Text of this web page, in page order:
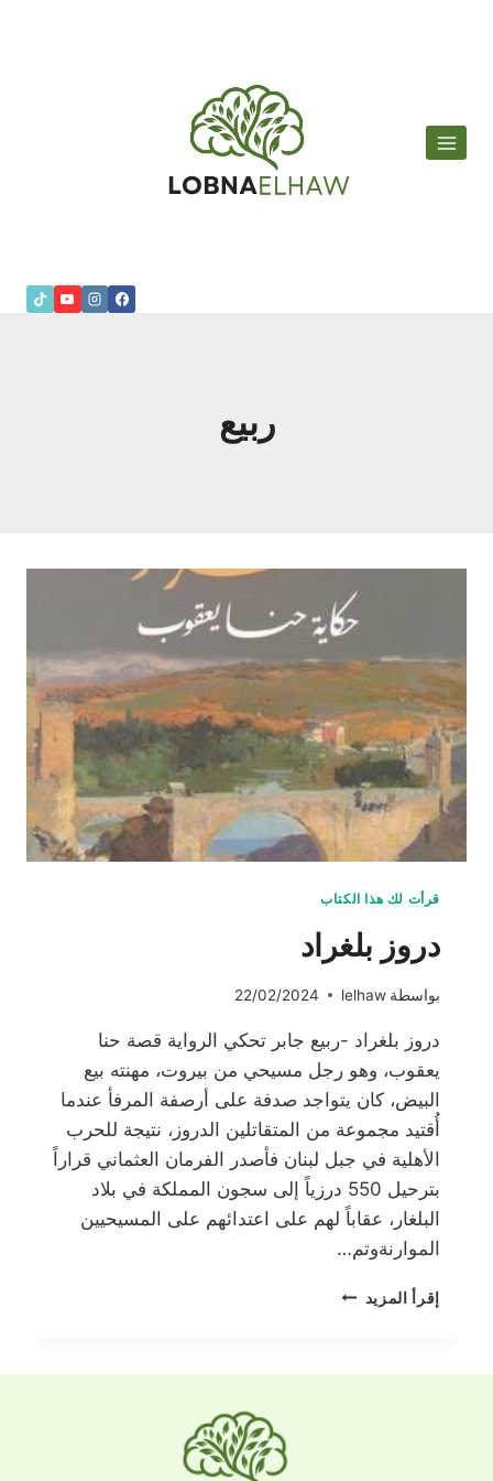
ربيع
قرأت لك هذا الكتاب
دروز بلغراد
بواسطة lelhaw
22/02/2024
دروز بلغراد -ربيع جابر تحكي الرواية قصة حنا
يعقوب، وهو رجل مسيحي من بيروت، مهنته بيع
البيض، كان يتواجد صدفة على أرصفة المرفأ عندما
أُقتيد مجموعة من المتقاتلين الدروز، نتيجة للحرب
الأهلية في جبل لبنان فأصدر الفرمان العثماني قراراً
بترحيل 550 درزياً إلى سجون المملكة في بلاد
البلغار، عقاباً لهم على اعتدائهم على المسيحيين
الموارنةوتم…
إقرأ المزيد دروز